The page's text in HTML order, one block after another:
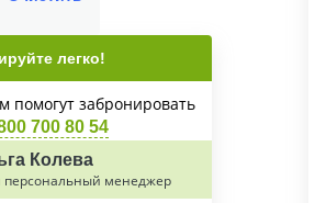
легко!
помогут забронировать
700 80 54
Колева
менеджер